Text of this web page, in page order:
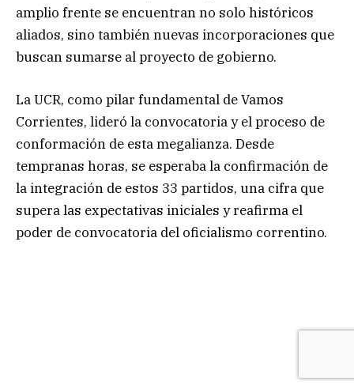
amplio frente se encuentran no solo históricos
aliados, sino también nuevas incorporaciones que
buscan sumarse al proyecto de gobierno.
La UCR, como pilar fundamental de Vamos
Corrientes, lideró la convocatoria y el proceso de
conformación de esta megalianza. Desde
tempranas horas, se esperaba la confirmación de
la integración de estos 33 partidos, una cifra que
supera las expectativas iniciales y reafirma el
poder de convocatoria del oficialismo correntino.